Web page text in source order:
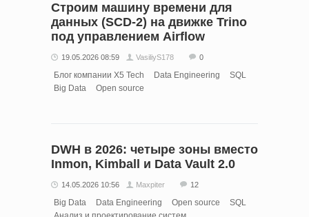
Строим машину времени для
данных (SCD-2) на движке Trino
под управлением Airflow
19.05.2026 08:59 VasiliyS178 0
Блог компании X5 Tech Data Engineering
SQL
Big Data
Open source
DWH в 2026: четыре зоны вместо
Inmon, Kimball и Data Vault 2.0
14.05.2026 10:56 Maxpiter 12
Big Data Data Engineering Open source
SQL